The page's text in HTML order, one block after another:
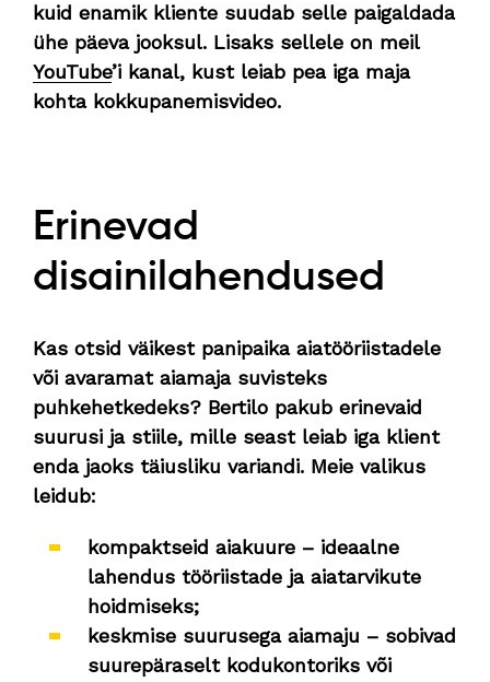
kuid enamik kliente suudab selle paigaldada
ühe päeva jooksul. Lisaks sellele on meil
YouTube’i kanal, kust leiab pea iga maja
kohta kokkupanemisvideo.
Erinevad
disainilahendused
Kas otsid väikest panipaika aiatööriistadele
või avaramat aiamaja suvisteks
puhkehetkedeks? Bertilo pakub erinevaid
suurusi ja stiile, mille seast leiab iga klient
enda jaoks täiusliku variandi. Meie valikus
leidub:
kompaktseid aiakuure – ideaalne
lahendus tööriistade ja aiatarvikute
hoidmiseks;
keskmise suurusega aiamaju – sobivad
suurepäraselt kodukontoriks või